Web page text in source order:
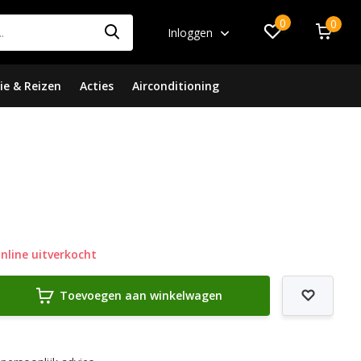
Inloggen
0 0
& Reizen Acties Airconditioning
uitverkocht
Toevoegen aan winkelwagen